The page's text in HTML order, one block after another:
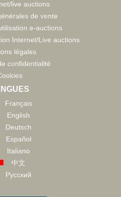
live auctions
de vente
e-auctions
Internet/Live auctions
légales
confidentialité
Français
English
Deutsch
Español
Italiano
中文
Русский